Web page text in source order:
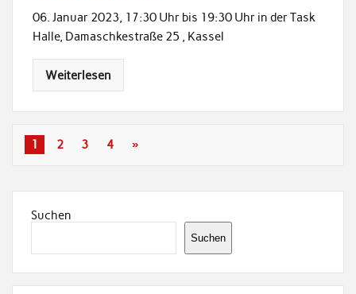
06. Januar 2023, 17:30 Uhr bis 19:30 Uhr in der Task
Halle, Damaschkestraße 25 , Kassel
Weiterlesen
1 2 3 4 »
Suchen
Suchen